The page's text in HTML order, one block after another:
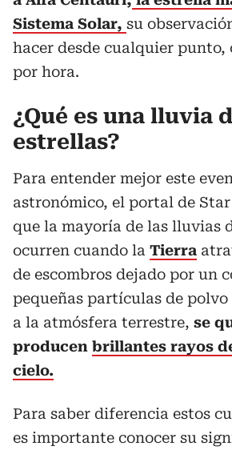
Sistema Solar, su
hacer desde cualquier punto,
por hora.
¿Qué es una lluvia
estrellas?
Para entender mejor este
astronómico, el portal de
que la mayoría de las lluvias
ocurren cuando la Tierra
de escombros dejado por un
pequeñas partículas de
a la atmósfera terrestre, se
producen brillantes rayos
cielo.
Para saber diferencia estos
es importante conocer su